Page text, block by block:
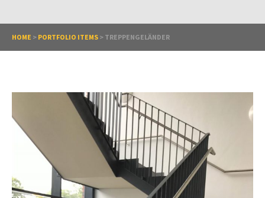
HOME > PORTFOLIO ITEMS > TREPPENGELÄNDER